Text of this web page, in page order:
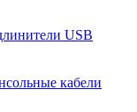
USB
кабели